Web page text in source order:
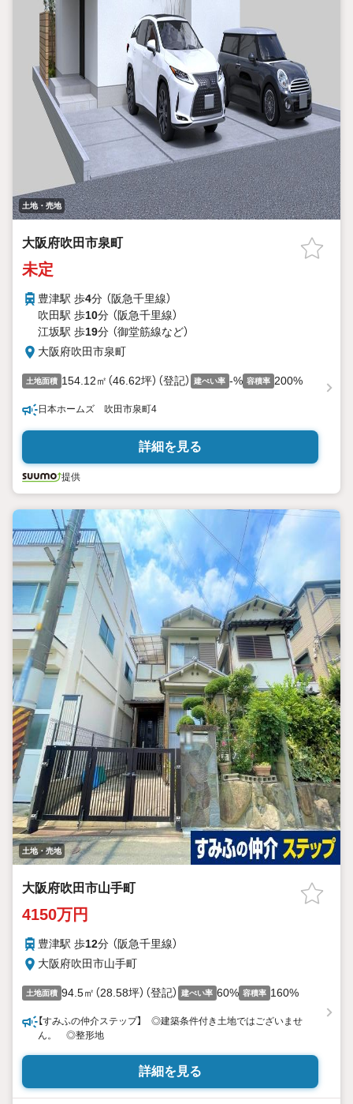
土地・売地
大阪府吹田市泉町
未定
豊津駅 歩4分 （阪急千里線）
吹田駅 歩10分 （阪急千里線）
江坂駅 歩19分 （御堂筋線など）
大阪府吹田市泉町
土地面積 154.12㎡（46.62坪）（登記） 建ぺい率 -% 容積率 200%
日本ホームズ 吹田市泉町4
詳細を見る
提供
土地・売地
大阪府吹田市山手町
4150万円
豊津駅 歩12分 （阪急千里線）
大阪府吹田市山手町
土地面積 94.5㎡（28.58坪）（登記） 建ぺい率 60% 容積率 160%
【すみふの仲介ステップ】 ◎建築条件付き土地ではございませ
ん。 ◎整形地
詳細を見る